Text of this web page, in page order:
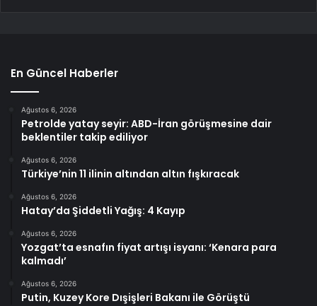
En Güncel Haberler
Ağustos 6, 2026
Petrolde yatay seyir: ABD-İran görüşmesine dair
beklentiler takip ediliyor
Ağustos 6, 2026
Türkiye’nin 11 ilinin altından altın fışkıracak
Ağustos 6, 2026
Hatay’da Şiddetli Yağış: 4 Kayıp
Ağustos 6, 2026
Yozgat’ta esnafın fiyat artışı isyanı: ‘Kenara para
kalmadı’
Ağustos 6, 2026
Putin, Kuzey Kore Dışişleri Bakanı ile Görüştü